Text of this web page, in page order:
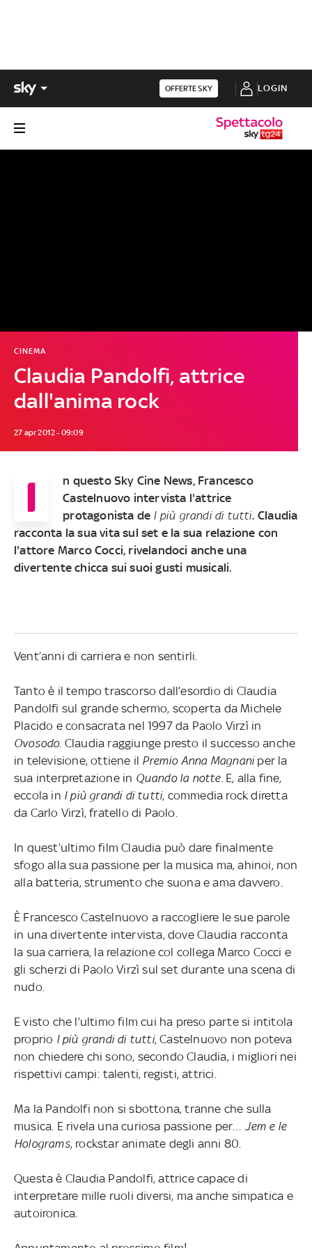
OFFERTE SKY LOGIN
Claudia Pandolfi, attrice
dall'anima rock
CINEMA
27 apr 2012 - 09:09
I
n questo Sky Cine News, Francesco
Castelnuovo intervista l'attrice
protagonista de I più grandi di tutti. Claudia
racconta la sua vita sul set e la sua relazione con
l'attore Marco Cocci, rivelandoci anche una
divertente chicca sui suoi gusti musicali.
Vent’anni di carriera e non sentirli.
Tanto è il tempo trascorso dall’esordio di Claudia
Pandolfi sul grande schermo, scoperta da Michele
Placido e consacrata nel 1997 da Paolo Virzì in
Ovosodo. Claudia raggiunge presto il successo anche
in televisione, ottiene il Premio Anna Magnaniper la
sua interpretazione in Quando la notte. E, alla fine,
eccola in I più grandi di tutti, commedia rock diretta
da Carlo Virzì, fratello di Paolo.
In quest’ultimo film Claudia può dare finalmente
sfogo alla sua passione per la musica ma, ahinoi, non
alla batteria, strumento che suona e ama davvero.
È Francesco Castelnuovo a raccogliere le sue parole
in una divertente intervista, dove Claudia racconta
la sua carriera, la relazione col collega Marco Cocci e
gli scherzi di Paolo Virzì sul set durante una scena di
nudo.
E visto che l’ultimo film cui ha preso parte si intitola
proprio I più grandi di tutti, Castelnuovo non poteva
non chiedere chi sono, secondo Claudia, i migliori nei
rispettivi campi: talenti, registi, attrici.
Ma la Pandolfi non si sbottona, tranne che sulla
musica. E rivela una curiosa passione per… Jem e le
Holograms, rockstar animate degli anni 80.
Questa è Claudia Pandolfi, attrice capace di
interpretare mille ruoli diversi, ma anche simpatica e
autoironica.